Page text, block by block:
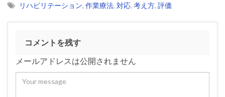
リハビリテーション, 作業療法, 対応, 考え方, 評価
コメントを残す
メールアドレスは公開されません